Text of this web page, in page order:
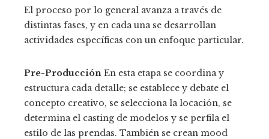
El proceso por lo general avanza a través de
distintas fases, y en cada una se desarrollan
actividades específicas con un enfoque particular.
Pre-Producción En esta etapa se coordina y
estructura cada detalle; se establece y debate el
concepto creativo, se selecciona la locación, se
determina el casting de modelos y se perfila el
estilo de las prendas. También se crean mood